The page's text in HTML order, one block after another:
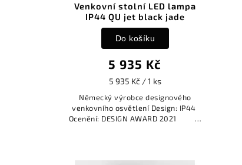
Venkovní stolní LED lampa
IP44 QU jet black jade
5 935 Kč
5 935 Kč / 1 ks
Do košíku
Německý výrobce designového
venkovního osvětlení Design: IP44
Ocenění: DESIGN AWARD 2021